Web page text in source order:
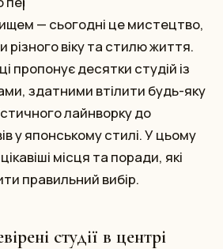
— сьогодні це мистецтво,
віку та стилю життя.
пропонує десятки студій із
здатними втілити будь-яку
лайнворку до
у японському стилі. У цьому
місця та поради, які
правильний вибір.
студії в центрі